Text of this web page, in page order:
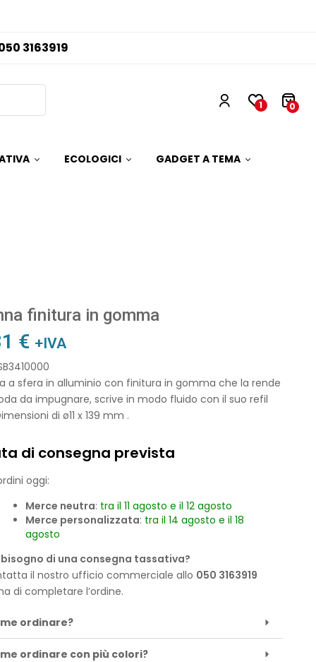
3163919
1 0
ECOLOGICI GADGET A TEMA
finitura in gomma
€ +IVA
a sfera in alluminio con finitura in gomma che la rende
da impugnare, scrive in modo fluido con il suo refil
di ø11 x 139 mm .
di consegna prevista
oggi:
Merce neutra: tra il 11 agosto e il 12 agosto
Merce personalizzata: tra il 14 agosto e il 18
agosto
bisogno di una consegna tassativa?
il nostro ufficio commerciale allo 050 3163919
di completare l’ordine.
ordinare?
ordinare con più colori?